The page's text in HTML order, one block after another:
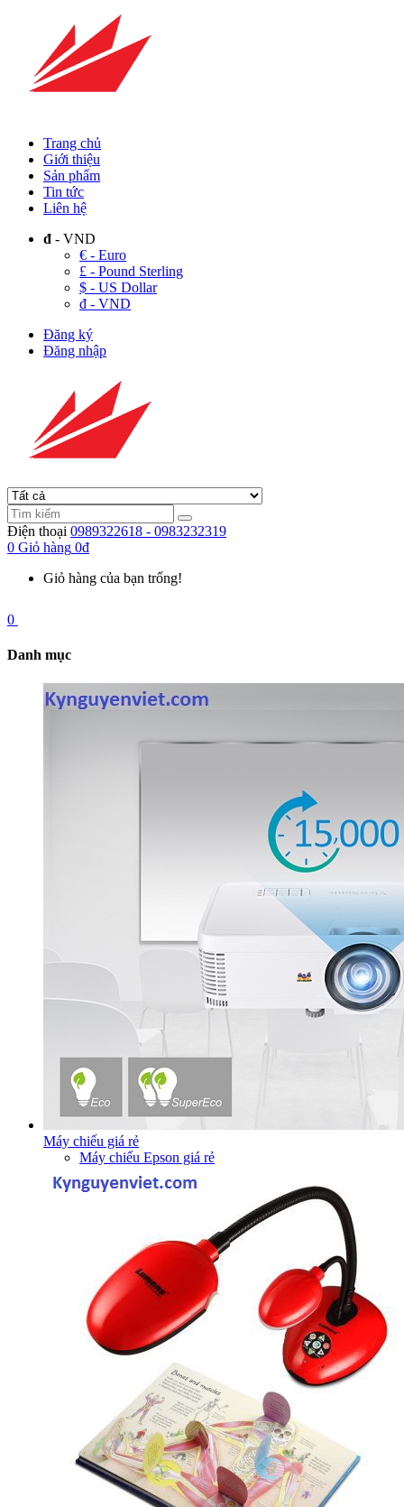
Trang chủ
Giới thiệu
Sản phẩm
Tin tức
Liên hệ
đ - VND
€ - Euro
£ - Pound Sterling
$ - US Dollar
đ - VND
Đăng ký
Đăng nhập
Điện thoại 0989322618 - 0983232319
0 Giỏ hàng 0đ
Giỏ hàng của bạn trống!
0
Danh mục
Máy chiếu giá rẻ
Máy chiếu Epson giá rẻ